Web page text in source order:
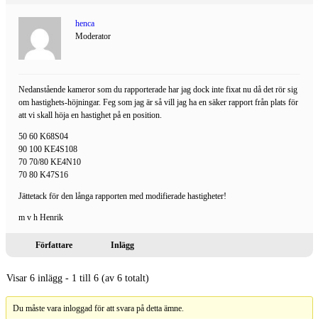
henca
Moderator
Nedanstående kameror som du rapporterade har jag dock inte fixat nu då det rör sig
om hastighets-höjningar. Feg som jag är så vill jag ha en säker rapport från plats för
att vi skall höja en hastighet på en position.
50 60 K68S04
90 100 KE4S108
70 70/80 KE4N10
70 80 K47S16
Jättetack för den långa rapporten med modifierade hastigheter!
m v h Henrik
Författare Inlägg
Visar 6 inlägg - 1 till 6 (av 6 totalt)
Du måste vara inloggad för att svara på detta ämne.